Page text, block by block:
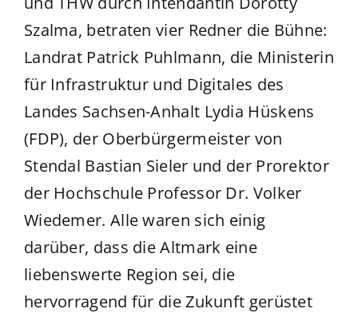
Szalma, betraten vier Redner die Bühne:
Landrat Patrick Puhlmann, die Ministerin
für Infrastruktur und Digitales des
Landes Sachsen-Anhalt Lydia Hüskens
(FDP), der Oberbürgermeister von
Stendal Bastian Sieler und der Prorektor
der Hochschule Professor Dr. Volker
Wiedemer. Alle waren sich einig
darüber, dass die Altmark eine
liebenswerte Region sei, die
hervorragend für die Zukunft gerüstet